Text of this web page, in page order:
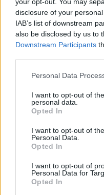
disclosure of your
IAB’s list of downstream
also be disclosed by us to
Downstream Participants
Personal Data
I want to opt-out of
personal data.
Opted In
I want to opt-out of
Personal Data.
Opted In
I want to opt-out of
Personal Data for
Opted In
Ειδήσεις